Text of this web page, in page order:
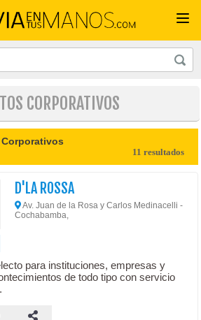
CORPORATIVOS
11 resultados
D'LA ROSSA
Av. Juan de la Rosa y Carlos Medinacelli -
Cochabamba,
para instituciones, empresas y
de todo tipo con servicio